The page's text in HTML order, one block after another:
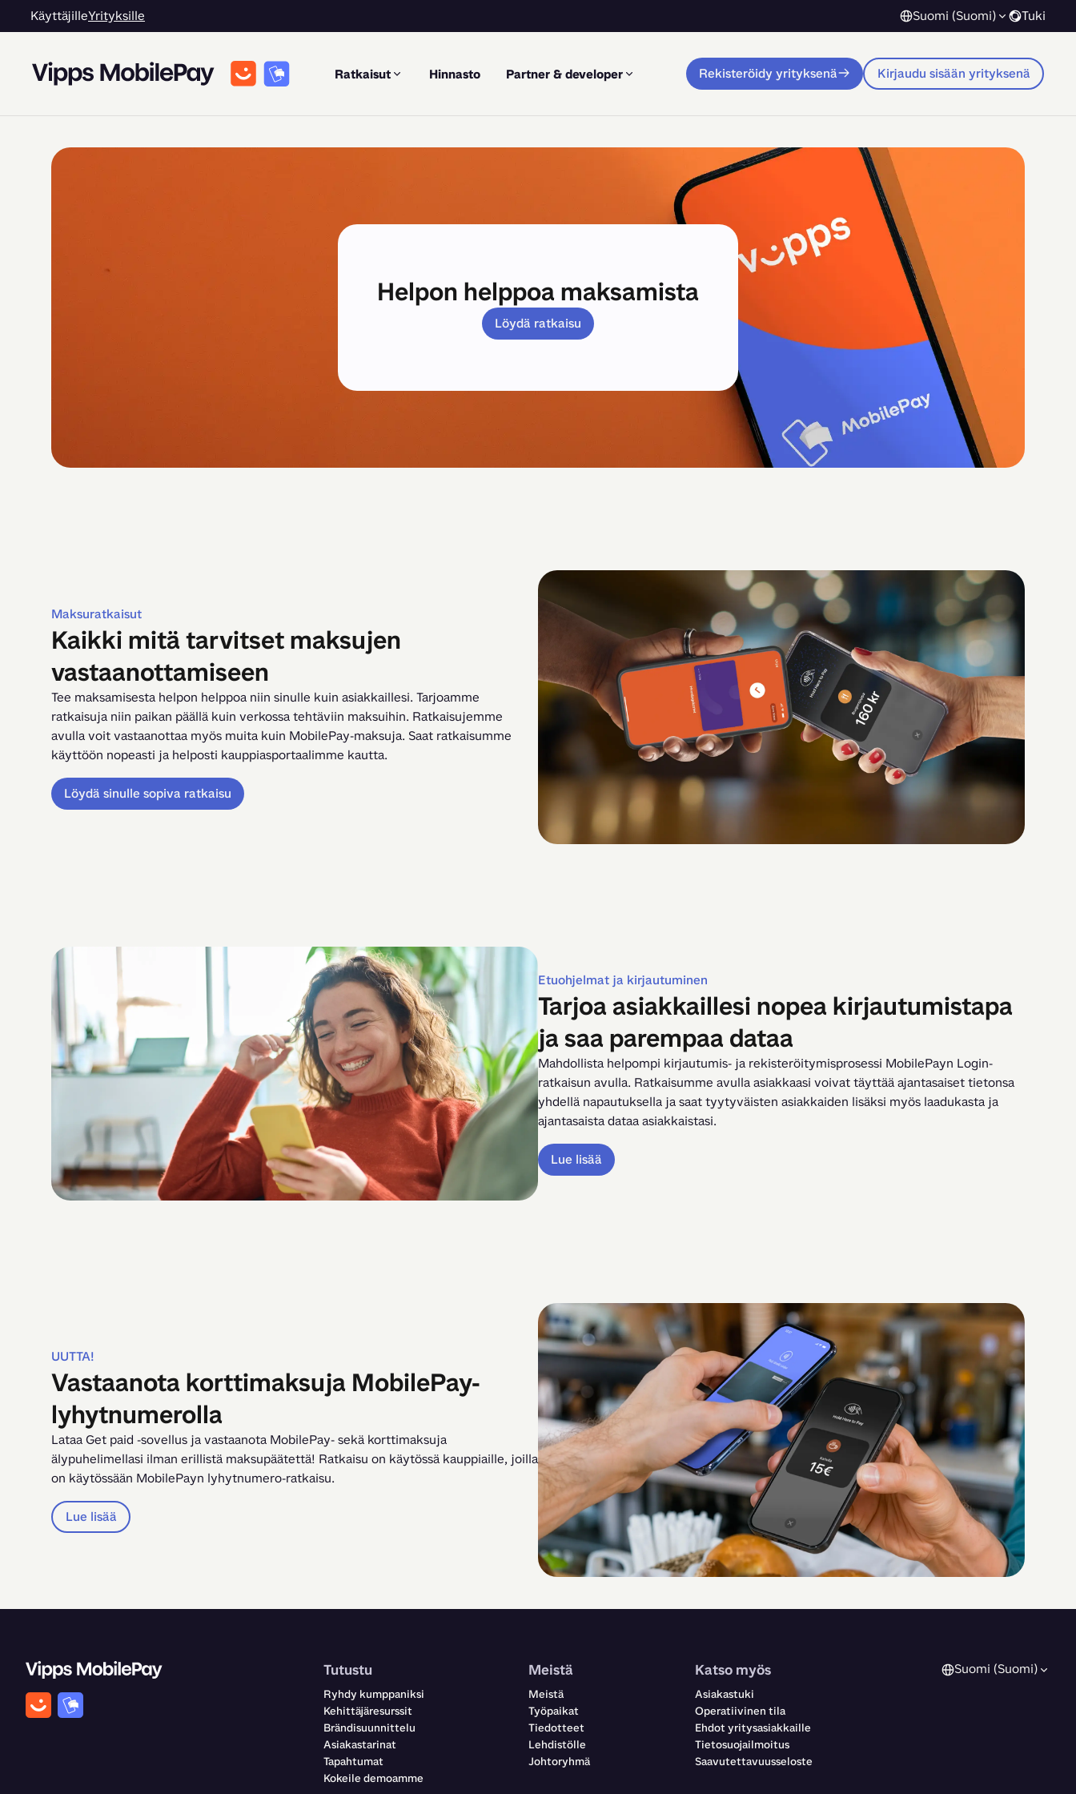
KäyttäjilleYrityksille Suomi (Suomi) Tuki
Ratkaisut Hinnasto Partner & developer Rekisteröidy yrityksenä Kirjaudu sisään yrityksenä
Helpon helppoa maksamista
Löydä ratkaisu
Maksuratkaisut
Kaikki mitä tarvitset maksujen
vastaanottamiseen
Tee maksamisesta helpon helppoa niin sinulle kuin asiakkaillesi. Tarjoamme
ratkaisuja niin paikan päällä kuin verkossa tehtäviin maksuihin. Ratkaisujemme
avulla voit vastaanottaa myös muita kuin MobilePay-maksuja. Saat ratkaisumme
käyttöön nopeasti ja helposti kauppiasportaalimme kautta.
Löydä sinulle sopiva ratkaisu
Etuohjelmat ja kirjautuminen
Tarjoa asiakkaillesi nopea kirjautumistapa
ja saa parempaa dataa
Mahdollista helpompi kirjautumis- ja rekisteröitymisprosessi MobilePayn Login-
ratkaisun avulla. Ratkaisumme avulla asiakkaasi voivat täyttää ajantasaiset tietonsa
yhdellä napautuksella ja saat tyytyväisten asiakkaiden lisäksi myös laadukasta ja
ajantasaista dataa asiakkaistasi.
Lue lisää
UUTTA!
Vastaanota korttimaksuja MobilePay-
lyhytnumerolla
Lataa Get paid -sovellus ja vastaanota MobilePay- sekä korttimaksuja
älypuhelimellasi ilman erillistä maksupäätettä! Ratkaisu on käytössä kauppiaille, joilla
on käytössään MobilePayn lyhytnumero-ratkaisu.
Lue lisää
Tutustu
Ryhdy kumppaniksi
Kehittäjäresurssit
Brändisuunnittelu
Asiakastarinat
Tapahtumat
Kokeile demoamme
Meistä
Meistä
Työpaikat
Tiedotteet
Lehdistölle
Johtoryhmä
Katso myös
Asiakastuki
Operatiivinen tila
Ehdot yritysasiakkaille
Tietosuojailmoitus
Saavutettavuusseloste
Suomi (Suomi)